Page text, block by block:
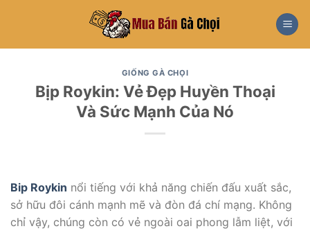
GIỐNG GÀ CHỌI
Bịp Roykin: Vẻ Đẹp Huyền Thoại
Và Sức Mạnh Của Nó
Bip Roykin nổi tiếng với khả năng chiến đấu xuất sắc,
sở hữu đôi cánh mạnh mẽ và đòn đá chí mạng. Không
chỉ vậy, chúng còn có vẻ ngoài oai phong lẫm liệt, với